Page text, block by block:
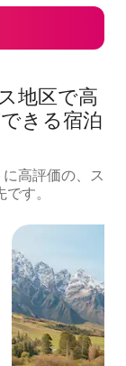
地区で高
きる宿泊
高評価の、ス
す。